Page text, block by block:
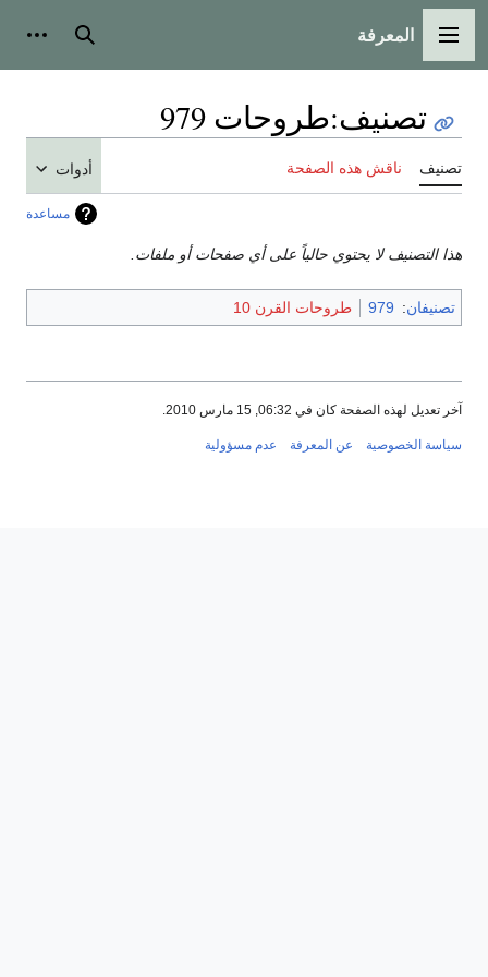
القائمة الرئيسية
المعرفة بحث
تصنيف:طروحات 979
تصنيف ناقش هذه الصفحة أدوات
مساعدة
هذا التصنيف لا يحتوي حالياً على أي صفحات أو ملفات.
تصنيفان:
979 طروحات القرن 10
آخر تعديل لهذه الصفحة كان في 06:32, 15 مارس 2010.
سياسة الخصوصية عن المعرفة عدم مسؤولية